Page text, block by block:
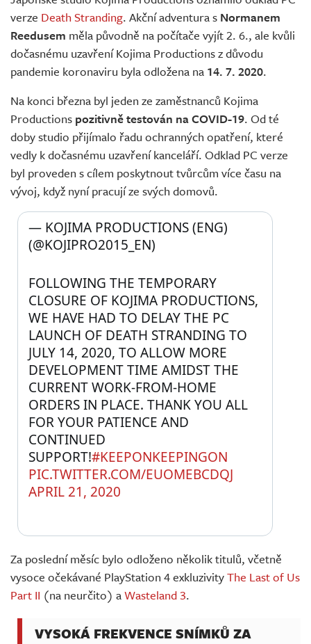
Živě
verze Death Stranding. Akční adventura s Normanem
Reedusem měla původně na počítače vyjít 2. 6., ale kvůli
dočasnému uzavření Kojima Productions z důvodu
pandemie koronaviru byla odložena na 14. 7. 2020.
Na konci března byl jeden ze zaměstnanců Kojima
Productions pozitivně testován na COVID-19. Od té
doby studio přijímalo řadu ochranných opatření, které
vedly k dočasnému uzavření kanceláří. Odklad PC verze
byl proveden s cílem poskytnout tvůrcům více času na
vývoj, když nyní pracují ze svých domovů.
FOLLOWING THE TEMPORARY
CLOSURE OF KOJIMA PRODUCTIONS,
WE HAVE HAD TO DELAY THE PC
LAUNCH OF DEATH STRANDING TO
JULY 14, 2020, TO ALLOW MORE
DEVELOPMENT TIME AMIDST THE
CURRENT WORK-FROM-HOME
ORDERS IN PLACE. THANK YOU ALL
FOR YOUR PATIENCE AND
CONTINUED
SUPPORT!#KEEPONKEEPINGON
PIC.TWITTER.COM/EUOMEBCDQJ
— KOJIMA PRODUCTIONS (ENG)
(@KOJIPRO2015_EN)
APRIL 21, 2020
Za poslední měsíc bylo odloženo několik titulů, včetně
vysoce očekávané PlayStation 4 exkluzivityThe Last of Us
Part II (na neurčito) aWasteland 3.
VYSOKÁ FREKVENCE SNÍMKŮ ZA